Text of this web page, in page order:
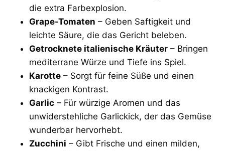
die extra Farbexplosion.
Grape-Tomaten – Geben Saftigkeit und
leichte Säure, die das Gericht beleben.
Getrocknete italienische Kräuter – Bringen
mediterrane Würze und Tiefe ins Spiel.
Karotte – Sorgt für feine Süße und einen
knackigen Kontrast.
Garlic – Für würzige Aromen und das
unwiderstehliche Garlickick, der das Gemüse
wunderbar hervorhebt.
Zucchini – Gibt Frische und einen milden,